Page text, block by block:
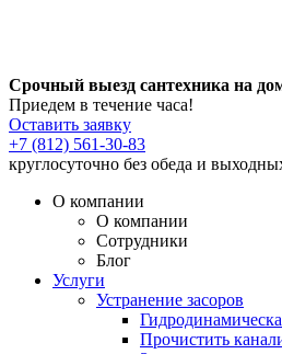
Срочный выезд сантехника на
Приедем в течение часа!
Оставить заявку
+7 (812) 561-30-83
круглосуточно без обеда и
О компании
О компании
Сотрудники
Блог
Услуги
Устранение засоров
Прочистить